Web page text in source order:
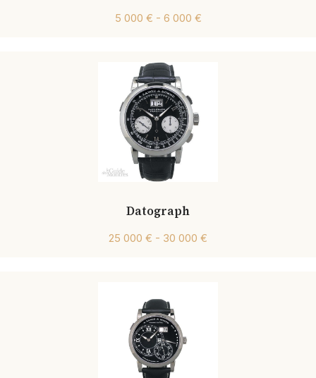
5 000 € - 6 000 €
Datograph
25 000 € - 30 000 €